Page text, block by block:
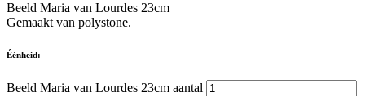
Beeld Maria van Lourdes 23cm
Gemaakt van polystone.
Éénheid:
Beeld Maria van Lourdes 23cm aantal